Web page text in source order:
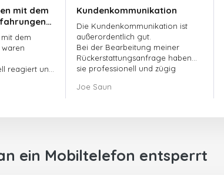
mit dem
großartig.
dem
waren
reagiert und
Kundenkommunikation
Die Kundenkommunikation ist
außerordentlich gut.
Bei der Bearbeitung meiner
Rückerstattungsanfrage haben
sie professionell und zügig
gelöst.
Joe Saun
ein Mobiltelefon entsperrt